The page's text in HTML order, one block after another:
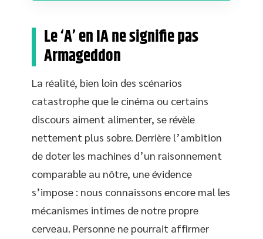
Le ‘A’ en IA ne signifie pas
Armageddon
La réalité, bien loin des scénarios
catastrophe que le cinéma ou certains
discours aiment alimenter, se révèle
nettement plus sobre. Derrière l’ambition
de doter les machines d’un raisonnement
comparable au nôtre, une évidence
s’impose : nous connaissons encore mal les
mécanismes intimes de notre propre
cerveau. Personne ne pourrait affirmer